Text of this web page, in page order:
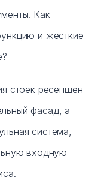
Как
и жесткие
стоек ресепшен
фасад, а
система,
входную
мебель